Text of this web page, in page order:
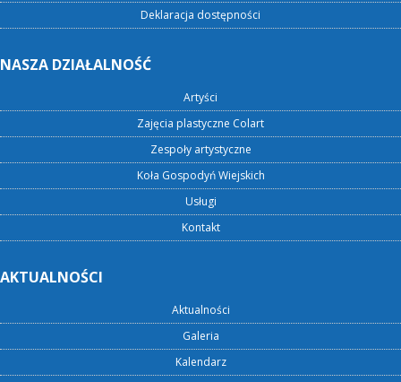
Deklaracja dostępności
NASZA DZIAŁALNOŚĆ
Artyści
Zajęcia plastyczne Colart
Zespoły artystyczne
Koła Gospodyń Wiejskich
Usługi
Kontakt
AKTUALNOŚCI
Aktualności
Galeria
Kalendarz